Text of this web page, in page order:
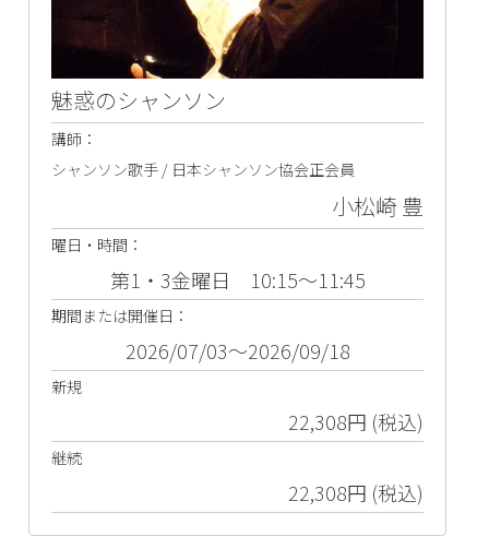
魅惑のシャンソン
講師：
シャンソン歌手 / 日本シャンソン協会正会員
小松崎 豊
曜日・時間：
第1・3金曜日 10:15～11:45
期間または開催日：
2026/07/03～2026/09/18
新規
22,308円 (税込)
継続
22,308円 (税込)